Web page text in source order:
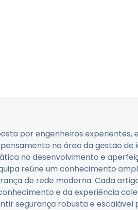
por engenheiros experientes,
na área da gestão de
no desenvolvimento e
reúne um conhecimento
de rede moderna. Cada
e da experiência
segurança robusta e escalável